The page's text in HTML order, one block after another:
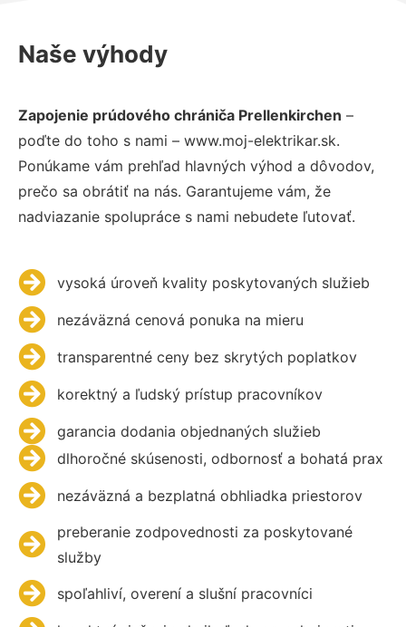
Naše výhody
Zapojenie prúdového chrániča Prellenkirchen –
poďte do toho s nami – www.moj-elektrikar.sk.
Ponúkame vám prehľad hlavných výhod a dôvodov,
prečo sa obrátiť na nás. Garantujeme vám, že
nadviazanie spolupráce s nami nebudete ľutovať.
vysoká úroveň kvality poskytovaných služieb
nezáväzná cenová ponuka na mieru
transparentné ceny bez skrytých poplatkov
korektný a ľudský prístup pracovníkov
garancia dodania objednaných služieb
dlhoročné skúsenosti, odbornosť a bohatá prax
nezáväzná a bezplatná obhliadka priestorov
preberanie zodpovednosti za poskytované
služby
spoľahliví, overení a slušní pracovníci